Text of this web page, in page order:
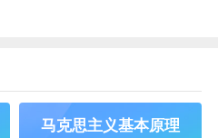
马克思主义基本原理